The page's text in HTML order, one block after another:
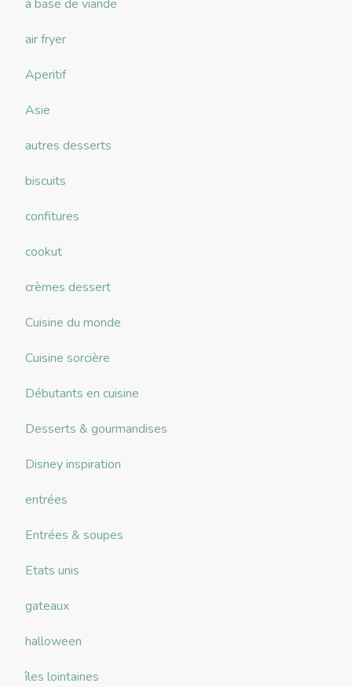
à base de viande
air fryer
Aperitif
Asie
autres desserts
biscuits
confitures
cookut
crèmes dessert
Cuisine du monde
Cuisine sorcière
Débutants en cuisine
Desserts & gourmandises
Disney inspiration
entrées
Entrées & soupes
Etats unis
gateaux
halloween
îles lointaines